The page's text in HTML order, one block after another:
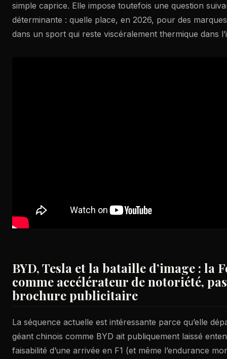
simple caprice. Elle impose toutefois une question
déterminante : quelle place, en 2026, pour des
dans un sport qui reste viscéralement thermique dans
BYD, Tesla et la bataille d’image : la
comme accélérateur de notoriété,
brochure publicitaire
La séquence actuelle est intéressante parce qu’elle
géant chinois comme BYD ait publiquement laissé
faisabilité d’une arrivée en F1 (et même l’endurance